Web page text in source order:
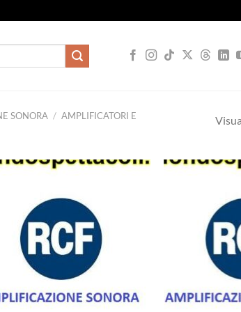
SONORA / AMPLIFICATORI E